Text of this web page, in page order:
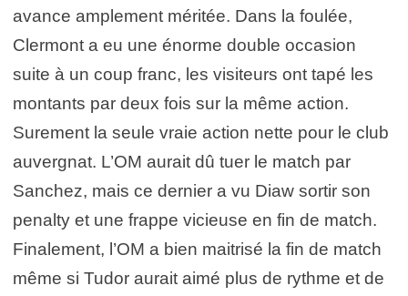
avance amplement méritée. Dans la foulée,
Clermont a eu une énorme double occasion
suite à un coup franc, les visiteurs ont tapé les
montants par deux fois sur la même action.
Surement la seule vraie action nette pour le club
auvergnat. L’OM aurait dû tuer le match par
Sanchez, mais ce dernier a vu Diaw sortir son
penalty et une frappe vicieuse en fin de match.
Finalement, l’OM a bien maitrisé la fin de match
même si Tudor aurait aimé plus de rythme et de